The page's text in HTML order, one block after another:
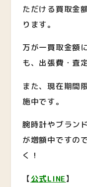
ただける買取金
ります。
万が一買取金額
も、出張費・査
また、現在期間
施中です。
腕時計やブラン
が増額中ですの
く！
【公式LINE】